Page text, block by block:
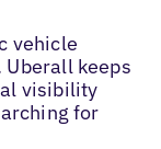
vehicle
keeps
visibility
for